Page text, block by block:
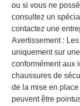
ou si vous ne
consultez un
contactez une
Avertissement :
uniquement sur
conformément aux
chaussures de
de la mise en
peuvent être